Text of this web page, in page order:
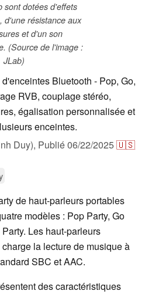
sont dotées d'effets
d'une résistance aux
et d'un son
(Source de l'image :
JLab)
Bluetooth - Pop, Go,
RVB, couplage stéréo,
égalisation personnalisée et
enceintes.
Duy), Publié06/22/2025🇺🇸
de haut-parleurs portables
modèles : Pop Party, Go
Les haut-parleurs
la lecture de musique à
SBC et AAC.
des caractéristiques